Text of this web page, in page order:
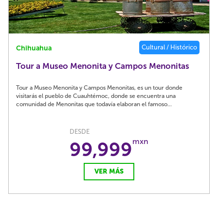
Chihuahua Cultural / Histórico
Tour a Museo Menonita y Campos Menonitas
Tour a Museo Menonita y Campos Menonitas, es un tour donde
visitarás el pueblo de Cuauhtémoc, donde se encuentra una
comunidad de Menonitas que todavía elaboran el famoso...
DESDE
99,999mxn
VER MÁS